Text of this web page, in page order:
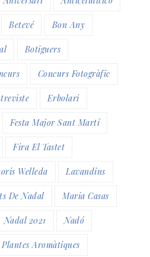
Betevé Bon Any
Botiguers
Concurs Fotogràfic
Erbolari
Festa Major Sant Martí
Fira El Tastet
Welleda Lavandins
De Nadal Maria Casas
Nadal 2021 Nadó
Plantes Aromàtiques